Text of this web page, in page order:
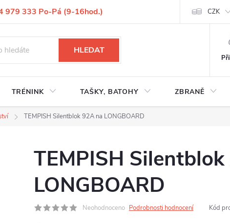
979 333 Po-Pá (9-16hod.)
ZBOŽÍ ODSTOUPENÍ OD KUPNÍ SMLOUVY OCHRANA
CZK
HLEDAT
TRÉNINK TAŠKY, BATOHY ZBRANĚ
TEMPISH Silentblok 92A na LONGBOARD
TEMPISH
LONGBOARD
Neohodnoceno Podrobnosti hodnocení Kód